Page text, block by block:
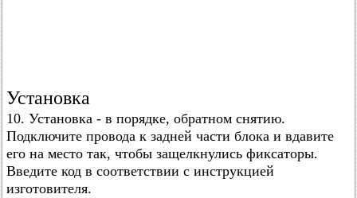
Установка
10. Установка - в порядке, обратном снятию.
Подключите провода к задней части блока и вдавите
его на место так, чтобы защелкнулись фиксаторы.
Введите код в соответствии с инструкцией
изготовителя.